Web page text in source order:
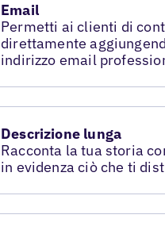
Email
Permetti ai clienti di
direttamente
indirizzo email
Descrizione lunga
Racconta la tua storia
in evidenza ciò che ti